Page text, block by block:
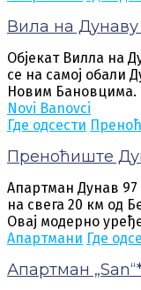
Вила на
Објекат Вилла на
се на самој обали
Новим Бановцима.
Novi Banovci
Где одсести
Преноћиште
Апартман Дунав 97
на свега 20 км од
Овај модерно
Апартмани Где
Апартман